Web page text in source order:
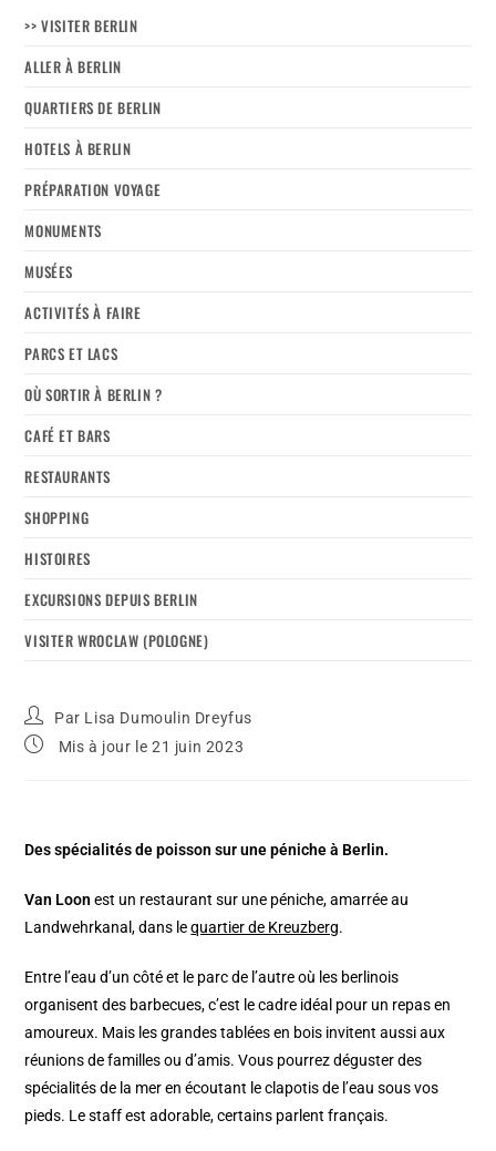
>> VISITER BERLIN
ALLER À BERLIN
QUARTIERS DE BERLIN
HOTELS À BERLIN
PRÉPARATION VOYAGE
MONUMENTS
MUSÉES
ACTIVITÉS À FAIRE
PARCS ET LACS
OÙ SORTIR À BERLIN ?
CAFÉ ET BARS
RESTAURANTS
SHOPPING
HISTOIRES
EXCURSIONS DEPUIS BERLIN
VISITER WROCLAW (POLOGNE)
Par Lisa Dumoulin Dreyfus
Mis à jour le 21 juin 2023
Des spécialités de poisson sur une péniche à Berlin.
Van Loon est un restaurant sur une péniche, amarrée au
Landwehrkanal, dans lequartier de Kreuzberg.
Entre l’eau d’un côté et le parc de l’autre où les berlinois
organisent des barbecues, c’est le cadre idéal pour un repas en
amoureux. Mais les grandes tablées en bois invitent aussi aux
réunions de familles ou d’amis. Vous pourrez déguster des
spécialités de la mer en écoutant le clapotis de l’eau sous vos
pieds. Le staff est adorable, certains parlent français.